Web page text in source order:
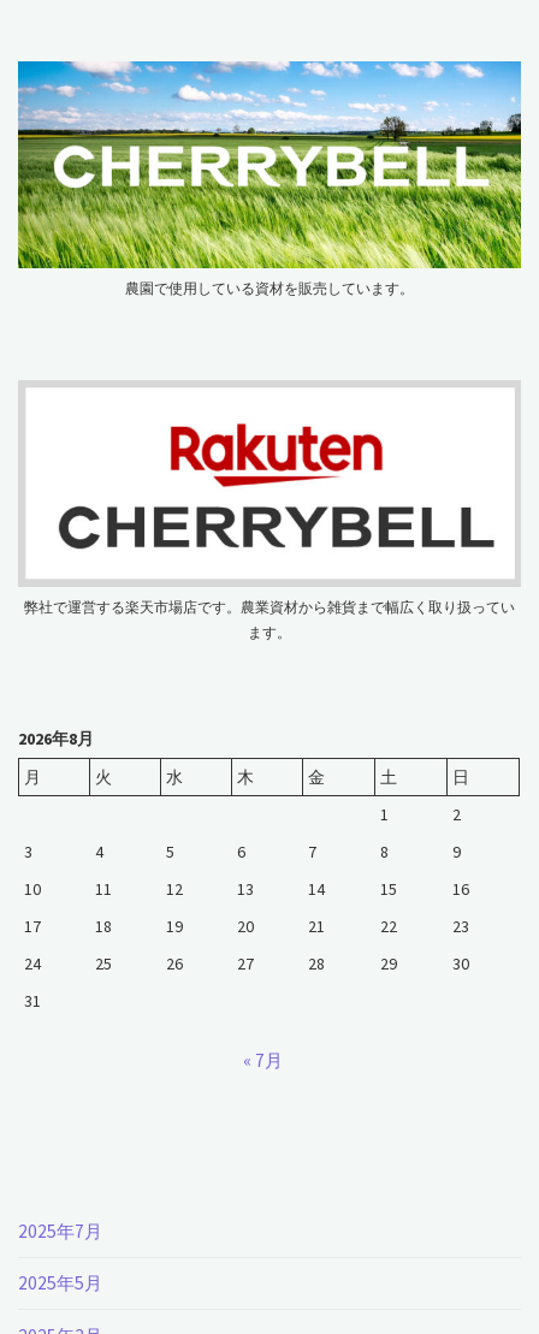
農園で使用している資材を販売しています。
弊社で運営する楽天市場店です。農業資材から雑貨まで幅広く取り扱ってい
ます。
2026年8月
月
火 水 木 金 土
日
1
2
3
4 5 6 7 8
9
10
11 12 13 14 15
16
17
18 19 20 21 22
23
24
25 26 27 28 29
30
31
« 7月
2025年7月
2025年5月